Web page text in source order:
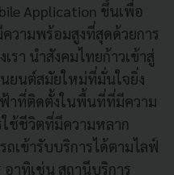
Application ขึ้นเพื่อ
ความพร้อมสูงที่สุดด้วยการ
รา นำสังคมไทยก้าวเข้าสู่
ยนต์สมัยใหม่ที่มั่นใจยิ่ง
าที่ติดตั้งในพื้นที่ที่มีความ
ช้ชีวิตที่มีความหลาก
เข้ารับบริการได้ตามไลฟ์
อาทิเช่น สถานีบริการ